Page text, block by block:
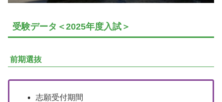
受験データ＜2025年度入試＞
前期選抜
志願受付期間